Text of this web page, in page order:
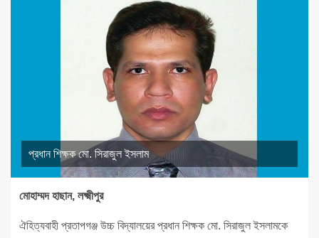
প্রধান শিক্ষক মো. সিরাজুল ইসলাম
মোহাম্মদ হাছান, লক্ষ্মীপুর
ঐহিত্যবাহী প্রতাপগঞ্জ উচ্চ বিদ্যালয়ের প্রধান শিক্ষক মো. সিরাজুল ইসলামকে